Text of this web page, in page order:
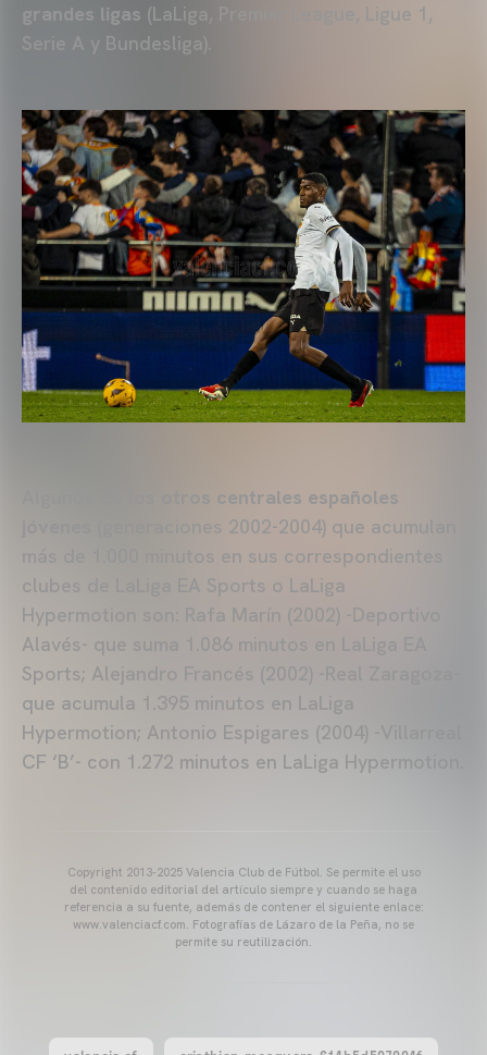
grandes ligas (LaLiga, Premier League, Ligue 1,
Serie A y Bundesliga).
otros centrales españoles
(generaciones 2002-2004) que acumulan
más de 1.000 minutos en sus correspondientes
clubes de LaLiga EA Sports o LaLiga
Hypermotion son: Rafa Marín (2002) -Deportivo
Alavés- que suma 1.086 minutos en LaLiga EA
Sports; Alejandro Francés (2002) -Real Zaragoza-
que acumula 1.395 minutos en LaLiga
Hypermotion; Antonio Espigares (2004) -Villarreal
CF ‘B’- con 1.272 minutos en LaLiga Hypermotion.
Copyright 2013-2025 Valencia Club de Fútbol. Se permite el uso
del contenido editorial del artículo siempre y cuando se haga
referencia a su fuente, además de contener el siguiente enlace:
www.valenciacf.com. Fotografías de Lázaro de la Peña, no se
permite su reutilización.